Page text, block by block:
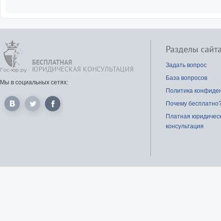
с меня алиментов, если
хорошо материально
Имеет ли право отец
плативший ему
впоследствии получать
от этого ребёнка?
Как взыскать с отца
алименты, если
были женаты?
Свекровь предлагает мне
заявление на алименты,
мой бывший муж
алименты на сына. Что
Могу я лишить родительских
БЕСПЛАТНАЯ
ЮРИДИЧЕСКАЯ КОНСУЛЬТАЦИЯ
Мы в социальных сетях:
Разделы
Задать вопрос
База вопросов
Политика
Почему
Платная
консультация